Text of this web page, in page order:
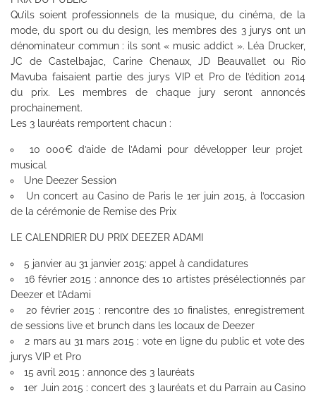
Qu’ils soient professionnels de la musique, du cinéma, de la
mode, du sport ou du design, les membres des 3 jurys ont un
dénominateur commun : ils sont « music addict ». Léa Drucker,
JC de Castelbajac, Carine Chenaux, JD Beauvallet ou Rio
Mavuba faisaient partie des jurys VIP et Pro de l’édition 2014
du prix. Les membres de chaque jury seront annoncés
prochainement.
Les 3 lauréats remportent chacun :
10 000€ d’aide de l’Adami pour développer leur projet
musical
Une Deezer Session
Un concert au Casino de Paris le 1er juin 2015, à l’occasion
de la cérémonie de Remise des Prix
LE CALENDRIER DU PRIX DEEZER ADAMI
5 janvier au 31 janvier 2015: appel à candidatures
16 février 2015 : annonce des 10 artistes présélectionnés par
Deezer et l’Adami
20 février 2015 : rencontre des 10 finalistes, enregistrement
de sessions live et brunch dans les locaux de Deezer
2 mars au 31 mars 2015 : vote en ligne du public et vote des
jurys VIP et Pro
15 avril 2015 : annonce des 3 lauréats
1er Juin 2015 : concert des 3 lauréats et du Parrain au Casino